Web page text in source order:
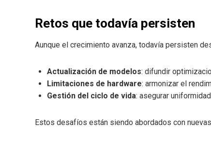
Retos que todavía persisten
Aunque el crecimiento avanza, todavía persisten
Actualización de modelos: difundir
Limitaciones de hardware: armonizar el
Gestión del ciclo de vida: asegurar
Estos desafíos están siendo abordados con